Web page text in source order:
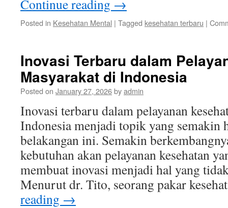
Continue reading →
Posted in Kesehatan Mental | Tagged kesehatan terbaru |
Inovasi Terbaru dalam
Masyarakat di Indonesia
Posted on January 27, 2026byadmin
Inovasi terbaru dalam pelayanan
Indonesia menjadi topik yang semakin
belakangan ini. Semakin
kebutuhan akan pelayanan kesehatan
membuat inovasi menjadi hal yang
Menurut dr. Tito, seorang pakar
reading →